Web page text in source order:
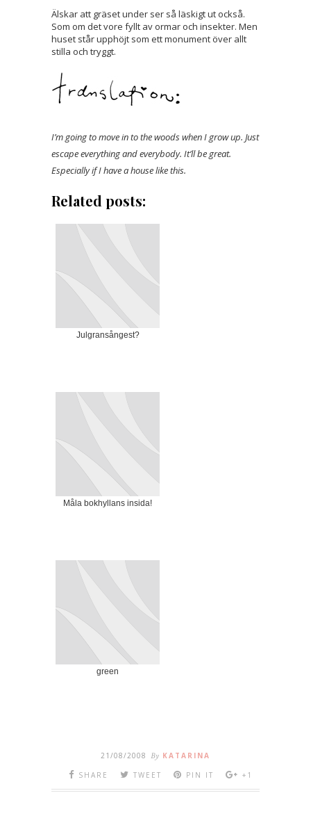
Älskar att gräset under ser så läskigt ut också.
Som om det vore fyllt av ormar och insekter. Men
huset står upphöjt som ett monument över allt
stilla och tryggt.
I’m going to move in to the woods when I grow up. Just
escape everything and everybody. It’ll be great.
Especially if I have a house like this.
Related posts:
Julgransångest?
Måla bokhyllans insida!
green
21/08/2008 By KATARINA
SHARE
TWEET PIN IT +1